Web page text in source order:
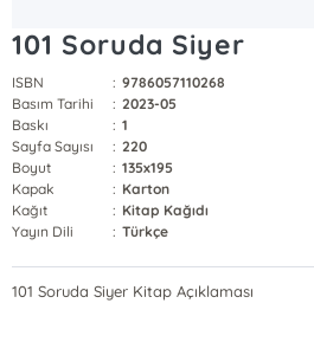
101 Soruda Siyer
ISBN : 9786057110268
Basım Tarihi
: 2023-05
Baskı
: 1
Sayfa Sayısı
: 220
Boyut
: 135x195
Kapak
: Karton
Kağıt
: Kitap Kağıdı
Yayın Dili
: Türkçe
101 Soruda Siyer Kitap Açıklaması